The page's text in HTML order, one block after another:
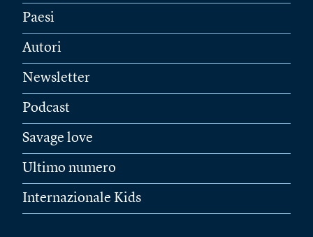
Paesi
Autori
Newsletter
Podcast
Savage love
Ultimo numero
Internazionale Kids